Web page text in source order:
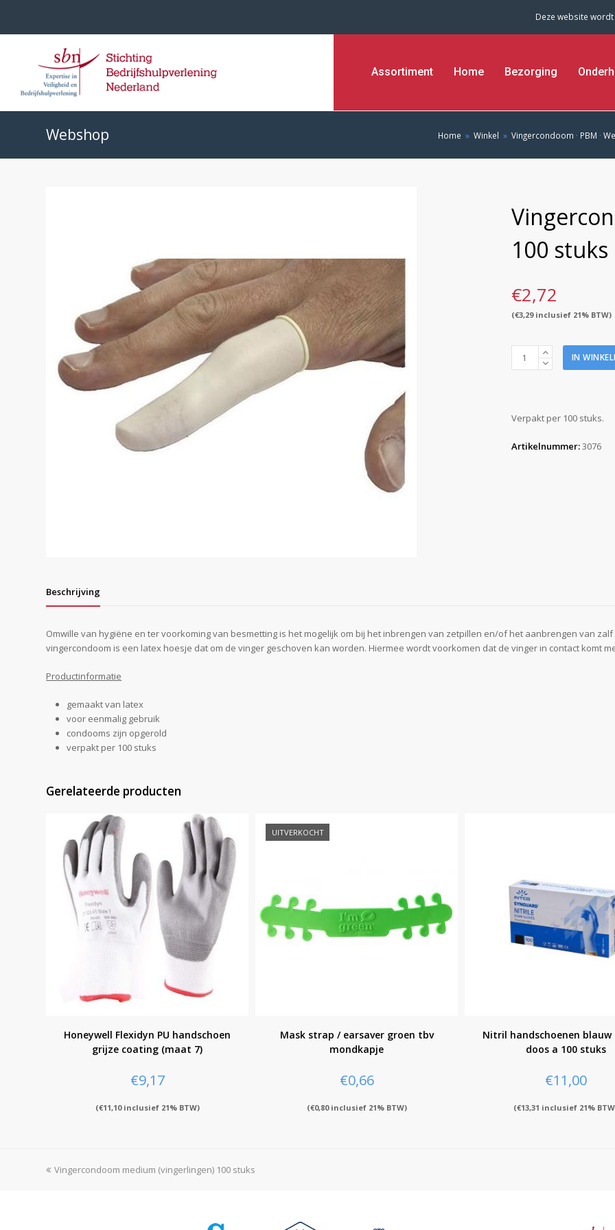
Deze website
Assortiment Home Bezorging
Webshop Home » Winkel » Vingercondoom · PBM ·
100 stuks
€2,72
(€3,29inclusief 21% BTW)
Vingercondoom
XL
aantal
IN
Verpakt per 100 stuks.
Artikelnummer:3076
Beschrijving
Omwille van hygiëne en ter voorkoming van besmetting is het mogelijk om bij het inbrengen van zetpillen en/of het aanbrengen van
vingercondoom is een latex hoesje dat om de vinger geschoven kan worden. Hiermee wordt voorkomen dat de vinger in contact komt
Productinformatie
gemaakt van latex
voor eenmalig gebruik
condooms zijn opgerold
verpakt per 100 stuks
Gerelateerde producten
Honeywell Flexidyn PU handschoen
grijze coating (maat 7)
€9,17
(€11,10inclusief 21% BTW)
UITVERKOCHT
Mask strap / earsaver groen tbv
mondkapje
€0,66
(€0,80inclusief 21% BTW)
Nitril handschoenen blauw
doos a 100 stuks
€11,00
(€13,31 inclusief 21%
previous
Vingercondoom medium (vingerlingen) 100 stuks